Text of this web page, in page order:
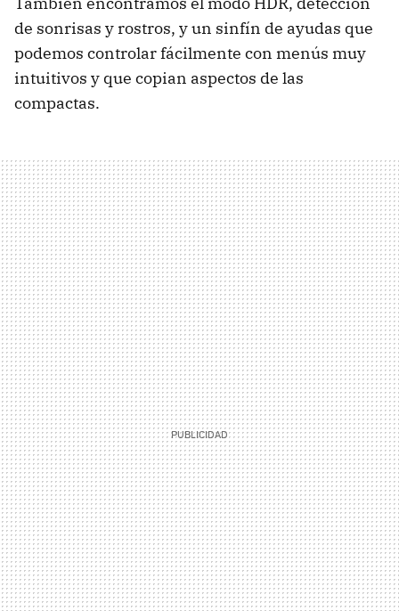
de sonrisas y rostros, y un sinfín de ayudas que
podemos controlar fácilmente con menús muy
intuitivos y que copian aspectos de las
compactas.